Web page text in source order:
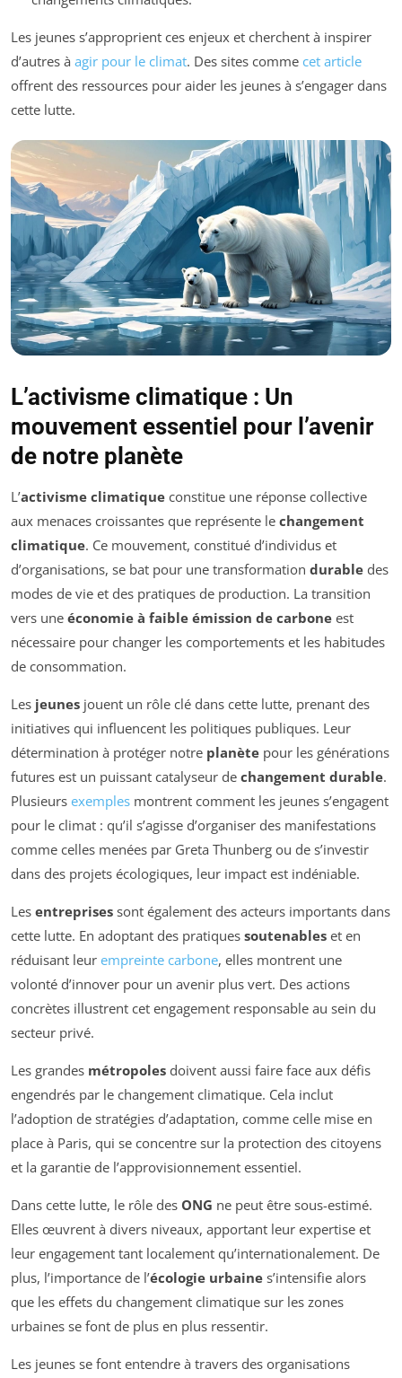
Les jeunes s’approprient ces enjeux et cherchent à inspirer
d’autres à agir pour le climat. Des sites comme cet article
offrent des ressources pour aider les jeunes à s’engager dans
cette lutte.
L’activisme climatique : Un
mouvement essentiel pour l’avenir
de notre planète
L’activisme climatique constitue une réponse collective
aux menaces croissantes que représente le changement
climatique. Ce mouvement, constitué d’individus et
d’organisations, se bat pour une transformation durable des
modes de vie et des pratiques de production. La transition
vers une économie à faible émission de carbone est
nécessaire pour changer les comportements et les habitudes
de consommation.
Les jeunes jouent un rôle clé dans cette lutte, prenant des
initiatives qui influencent les politiques publiques. Leur
détermination à protéger notre planète pour les générations
futures est un puissant catalyseur de changement durable.
Plusieurs exemples montrent comment les jeunes s’engagent
pour le climat : qu’il s’agisse d’organiser des manifestations
comme celles menées par Greta Thunberg ou de s’investir
dans des projets écologiques, leur impact est indéniable.
Les entreprises sont également des acteurs importants dans
cette lutte. En adoptant des pratiques soutenables et en
réduisant leur empreinte carbone, elles montrent une
volonté d’innover pour un avenir plus vert. Des actions
concrètes illustrent cet engagement responsable au sein du
secteur privé.
Les grandes métropoles doivent aussi faire face aux défis
engendrés par le changement climatique. Cela inclut
l’adoption de stratégies d’adaptation, comme celle mise en
place à Paris, qui se concentre sur la protection des citoyens
et la garantie de l’approvisionnement essentiel.
Dans cette lutte, le rôle des ONG ne peut être sous-estimé.
Elles œuvrent à divers niveaux, apportant leur expertise et
leur engagement tant localement qu’internationalement. De
plus, l’importance de l’écologie urbaine s’intensifie alors
que les effets du changement climatique sur les zones
urbaines se font de plus en plus ressentir.
Les jeunes se font entendre à travers des organisations